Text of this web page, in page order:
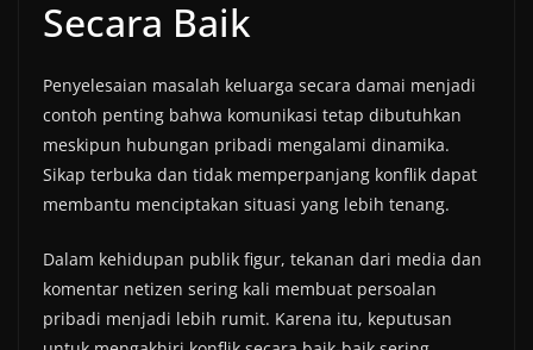
Secara Baik
Penyelesaian masalah keluarga secara damai menjadi
contoh penting bahwa komunikasi tetap dibutuhkan
meskipun hubungan pribadi mengalami dinamika.
Sikap terbuka dan tidak memperpanjang konflik dapat
membantu menciptakan situasi yang lebih tenang.
Dalam kehidupan publik figur, tekanan dari media dan
komentar netizen sering kali membuat persoalan
pribadi menjadi lebih rumit. Karena itu, keputusan